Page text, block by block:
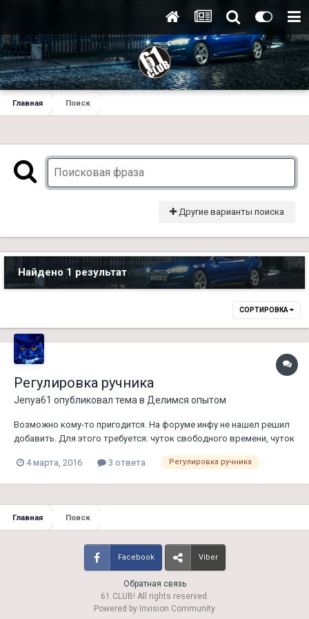
Главная Поиск
Другие варианты поиска
Найдено 1 результат
СОРТИРОВКА
Регулировка ручника
Jenya61 опубликовал тема в Делимся опытом
Возможно кому-то пригодится. На форуме инфу не нашел решил
добавить. Для этого требуется: чуток свободного времени, чуток
а/м...))) Вывесил заднюю ось.. Попробовал чтоб понимать с
4 марта, 2016 3 ответа Регулировка ручника
Главная Поиск
Обратная связь
Facebook Viber
61.CLUB! All rights reserved.
Powered by Invision Community